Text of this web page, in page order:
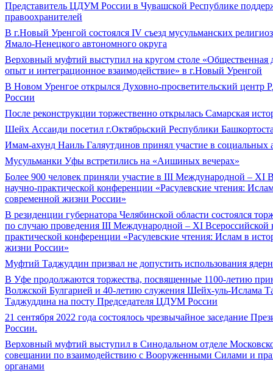
Представитель ЦДУМ России в Чувашской Республике
правоохранителей
В г.Новый Уренгой состоялся IV съезд мусульманских
Ямало-Ненецкого автономного округа
Верховный муфтий выступил на кругом столе
опыт и интеграционное взаимодействие» в г.Новый Уренгой
В Новом Уренгое открылся Духовно-просветительский
России
После реконструкции торжественно открылась Самарская
Шейх Ассаиди посетил г.Октябрьский Республики
Имам-ахунд Наиль Галяутдинов принял участие в социальных
Мусульманки Уфы встретились на «Аишиных вечерах»
Более 900 человек приняли участие в III Международной – XI
научно-практической конференции «Расулевские чтения:
современной жизни России»
В резиденции губернатора Челябинской области состоялся
по случаю проведения III Международной – XI Всероссийской
практической конференции «Расулевские чтения: Ислам в
жизни России»
Муфтий Таджуддин призвал не допустить использования
В Уфе продолжаются торжества, посвященные 1100-летию
Волжской Булгарией и 40-летию служения Шейх-уль-Ислама
Таджуддина на посту Председателя ЦДУМ России
21 сентября 2022 года состоялось чрезвычайное заседание
России.
Верховный муфтий выступил в Синодальном отделе
совещании по взаимодействию с Вооруженными Силами и
органами